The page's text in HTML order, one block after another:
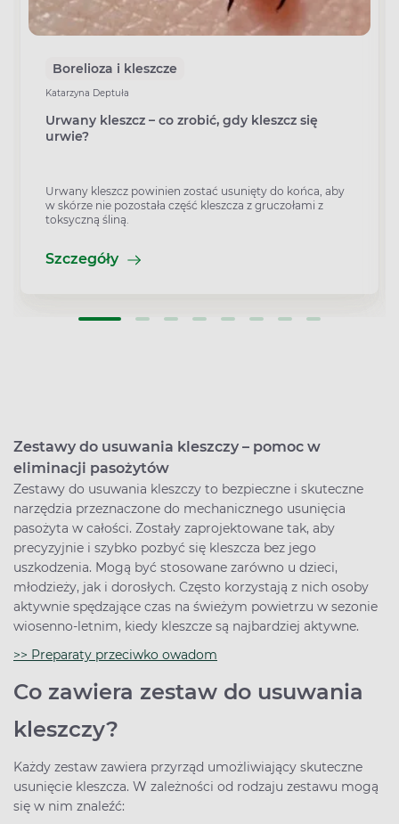
Borelioza i kleszcze
Katarzyna Deptuła
Urwany kleszcz – co zrobić, gdy kleszcz się
urwie?
Urwany kleszcz powinien zostać usunięty do końca, aby
w skórze nie pozostała część kleszcza z gruczołami z
toksyczną śliną.
Szczegóły
Zestawy do usuwania kleszczy – pomoc w
eliminacji pasożytów
Zestawy do usuwania kleszczy to bezpieczne i skuteczne
narzędzia przeznaczone do mechanicznego usunięcia
pasożyta w całości. Zostały zaprojektowane tak, aby
precyzyjnie i szybko pozbyć się kleszcza bez jego
uszkodzenia. Mogą być stosowane zarówno u dzieci,
młodzieży, jak i dorosłych. Często korzystają z nich osoby
aktywnie spędzające czas na świeżym powietrzu w sezonie
wiosenno-letnim, kiedy kleszcze są najbardziej aktywne.
>> Preparaty przeciwko owadom
Co zawiera zestaw do usuwania
kleszczy?
Każdy zestaw zawiera przyrząd umożliwiający skuteczne
usunięcie kleszcza. W zależności od rodzaju zestawu mogą
się w nim znaleźć: